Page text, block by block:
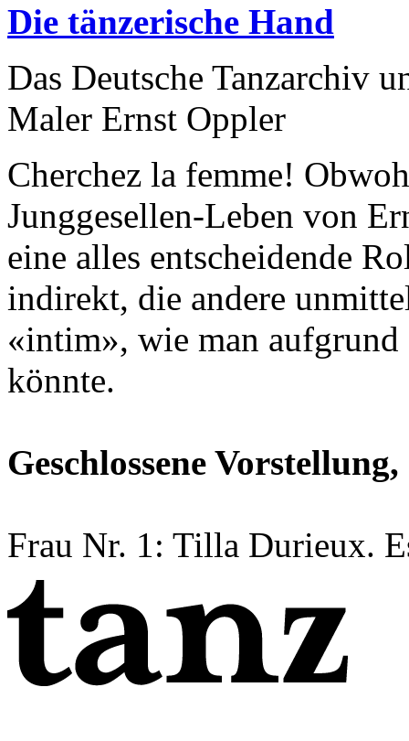
Die tänzerische Hand
Das Deutsche Tanzarchiv
Maler Ernst Oppler
Cherchez la femme!
Junggesellen-Leben von
eine alles entscheidende
indirekt, die andere
«intim», wie man
könnte.
Geschlossene Vorstellung,
Frau Nr. 1: Tilla Durieux.